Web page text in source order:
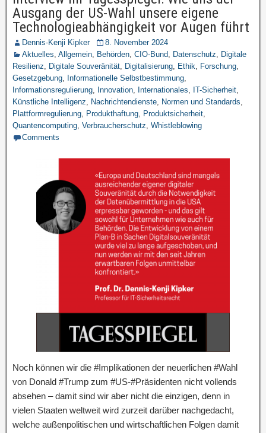
Ausgang der US-Wahl unsere eigene
Technologieabhängigkeit vor Augen führt
Dennis-Kenji Kipker
8. November 2024
Aktuelles, Allgemein, Behörden, CIO-Bund, Datenschutz, Digitale
Resilienz, Digitale Souveränität, Digitalisierung, Ethik, Forschung,
Gesetzgebung, Informationelle Selbstbestimmung,
Informationsregulierung, Innovation, Internationales, IT-Sicherheit,
Künstliche Intelligenz, Nachrichtendienste, Normen und Standards,
Plattformregulierung, Produkthaftung, Produktsicherheit,
Quantencomputing, Verbraucherschutz, Whistleblowing
Comments
Noch können wir die #Implikationen der neuerlichen #Wahl
von Donald #Trump zum #US-#Präsidenten nicht vollends
absehen – damit sind wir aber nicht die einzigen, denn in
vielen Staaten weltweit wird zurzeit darüber nachgedacht,
welche außenpolitischen und wirtschaftlichen Folgen damit